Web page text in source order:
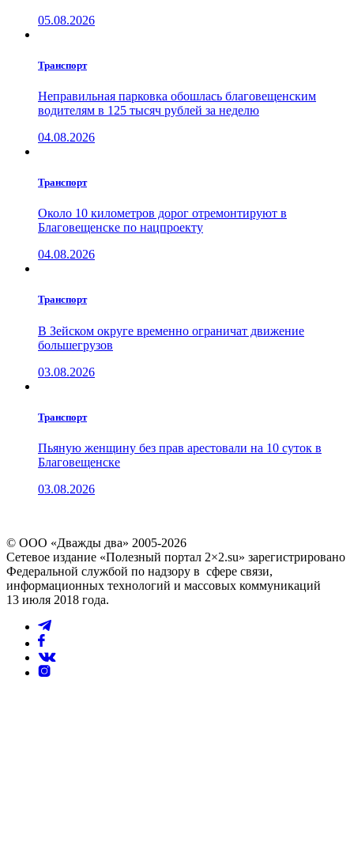
05.08.2026
Транспорт
Неправильная парковка обошлась благовещенским
водителям в 125 тысяч рублей за неделю
04.08.2026
Транспорт
Около 10 километров дорог отремонтируют в
Благовещенске по нацпроекту
04.08.2026
Транспорт
В Зейском округе временно ограничат движение
большегрузов
03.08.2026
Транспорт
Пьяную женщину без прав арестовали на 10 суток в
Благовещенске
03.08.2026
© ООО «Дважды два» 2005-2026
Сетевое издание «Полезный портал 2×2.su» зарегистрировано
Федеральной службой по надзору в сфере связи,
информационных технологий и массовых коммуникаций
13 июля 2018 года.